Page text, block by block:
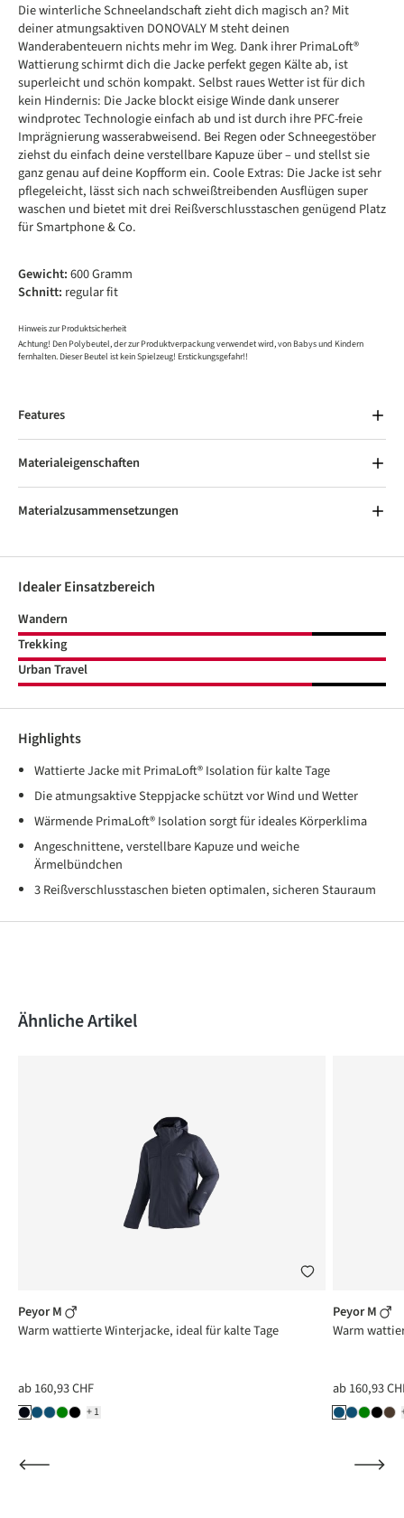
Die winterliche Schneelandschaft zieht dich magisch an? Mit
deiner atmungsaktiven DONOVALY M steht deinen
Wanderabenteuern nichts mehr im Weg. Dank ihrer PrimaLoft®
Wattierung schirmt dich die Jacke perfekt gegen Kälte ab, ist
superleicht und schön kompakt. Selbst raues Wetter ist für dich
kein Hindernis: Die Jacke blockt eisige Winde dank unserer
windprotec Technologie einfach ab und ist durch ihre PFC-freie
Imprägnierung wasserabweisend. Bei Regen oder Schneegestöber
ziehst du einfach deine verstellbare Kapuze über – und stellst sie
ganz genau auf deine Kopfform ein. Coole Extras: Die Jacke ist sehr
pflegeleicht, lässt sich nach schweißtreibenden Ausflügen super
waschen und bietet mit drei Reißverschlusstaschen genügend Platz
für Smartphone & Co.
Gewicht:600 Gramm
Schnitt: regular fit
Hinweis zur Produktsicherheit
Achtung! Den Polybeutel, der zur Produktverpackung verwendet wird, von Babys und Kindern
fernhalten. Dieser Beutel ist kein Spielzeug! Erstickungsgefahr!!
Features
Materialeigenschaften
Materialzusammensetzungen
Idealer Einsatzbereich
Wandern
Trekking
Urban Travel
Highlights
Wattierte Jacke mit PrimaLoft® Isolation für kalte Tage
Die atmungsaktive Steppjacke schützt vor Wind und Wetter
Wärmende PrimaLoft® Isolation sorgt für ideales Körperklima
Angeschnittene, verstellbare Kapuze und weiche
Ärmelbündchen
3 Reißverschlusstaschen bieten optimalen, sicheren Stauraum
Produktgalerie überspringen
Ähnliche Artikel
+1
Peyor M
Warm wattierte Winterjacke, ideal für kalte Tage
ab160,93 CHF
Peyor M
Warm
ab160,93